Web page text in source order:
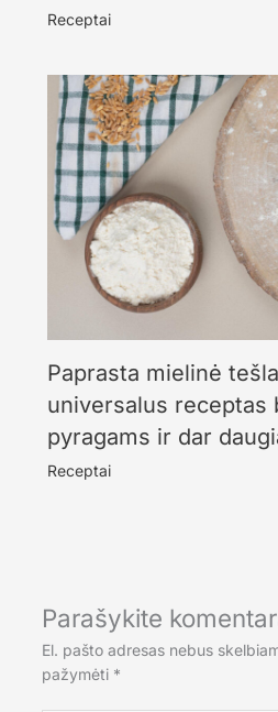
Receptai
Paprasta mielinė
universalus receptas
pyragams ir dar
Receptai
Parašykite
El. pašto adresas nebus
pažymėti *